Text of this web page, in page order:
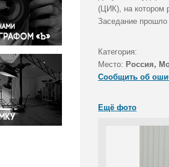
и конфликты
бизнес
(ЦИК), на котором
Заседание
Категория:
Место: Россия,
Сообщить об
Ещё фото